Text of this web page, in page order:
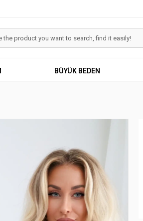
BÜYÜK BEDEN